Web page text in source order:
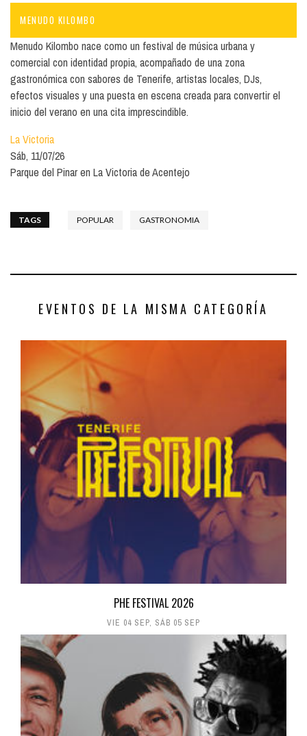
MENUDO KILOMBO
Menudo Kilombo nace como un festival de música urbana y
comercial con identidad propia, acompañado de una zona
gastronómica con sabores de Tenerife, artistas locales, DJs,
efectos visuales y una puesta en escena creada para convertir el
inicio del verano en una cita imprescindible.
La Victoria
Sáb, 11/07/26
Parque del Pinar en La Victoria de Acentejo
TAGS POPULAR GASTRONOMIA
EVENTOS DE LA MISMA CATEGORÍA
PHE FESTIVAL 2026
VIE 04 SEP, SÁB 05 SEP